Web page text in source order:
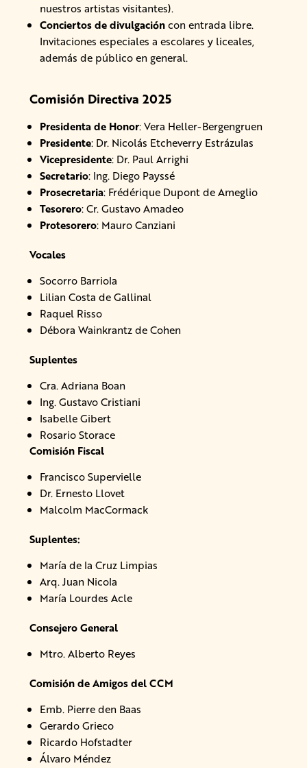
nuestros artistas visitantes).
Conciertos de divulgacióncon entrada libre.
Invitaciones especiales a escolares y liceales,
además de público en general.
Comisión Directiva 2025
Presidenta de Honor: Vera Heller-Bergengruen
Presidente: Dr. Nicolás Etcheverry Estrázulas
Vicepresidente: Dr. Paul Arrighi
Secretario: Ing. Diego Payssé
Prosecretaria: Frédérique Dupont de Ameglio
Tesorero: Cr. Gustavo Amadeo
Protesorero: Mauro Canziani
Vocales
Socorro Barriola
Lilian Costa de Gallinal
Raquel Risso
Débora Wainkrantz de Cohen
Suplentes
Cra. Adriana Boan
Ing. Gustavo Cristiani
Isabelle Gibert
Rosario Storace
Comisión Fiscal
Francisco Supervielle
Dr. Ernesto Llovet
Malcolm MacCormack
Suplentes:
María de la Cruz Limpias
Arq. Juan Nicola
María Lourdes Acle
Consejero General
Mtro. Alberto Reyes
Comisión de Amigos del CCM
Emb. Pierre den Baas
Gerardo Grieco
Ricardo Hofstadter
Álvaro Méndez